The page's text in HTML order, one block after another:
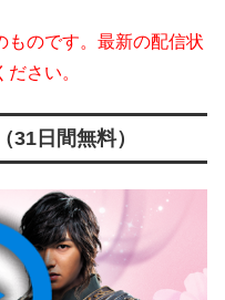
ものです。最新の配信状
さい。
31日間無料）